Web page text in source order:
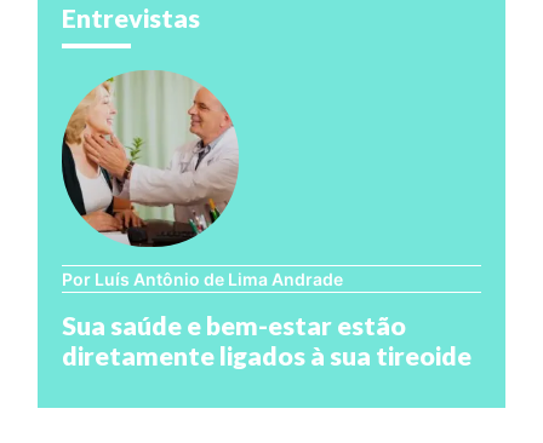
Entrevistas
Por Luís Antônio de Lima Andrade
Sua saúde e bem-estar estão
diretamente ligados à sua tireoide